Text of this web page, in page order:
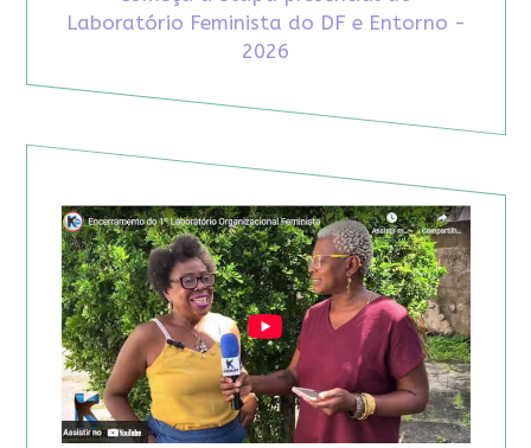
Laboratório Feminista do DF e Entorno -
2026